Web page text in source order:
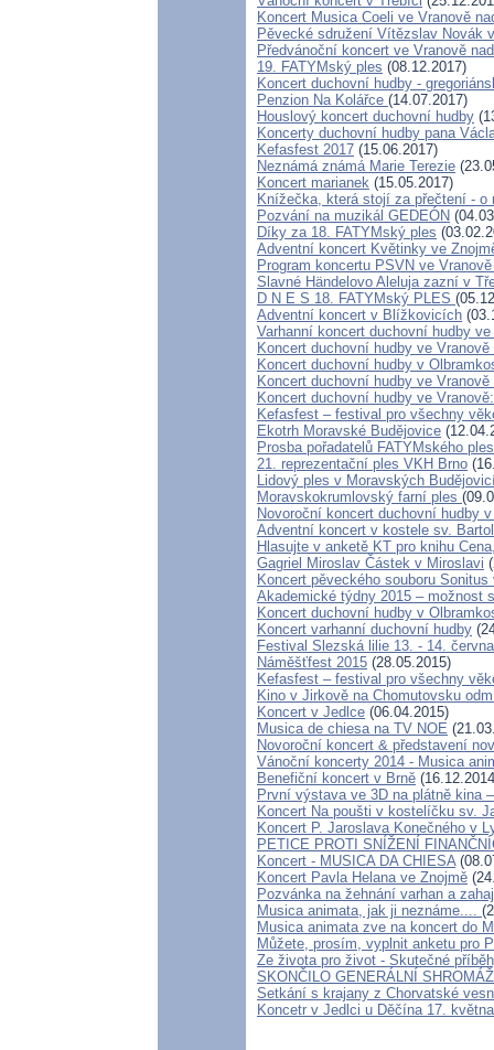
Koncert Musica Coeli ve Vranově
Pěvecké sdružení Vítězslav Novák
Předvánoční koncert ve Vranově
19. FATYMský ples (08.12.2017)
Koncert duchovní hudby -
Penzion Na Kolářce (14.07.2017)
Houslový koncert duchovní hudby
Koncerty duchovní hudby pana
Kefasfest 2017 (15.06.2017)
Neznámá známá Marie Terezie
Koncert marianek (15.05.2017)
Knížečka, která stojí za přečtení - o
Pozvání na muzikál GEDEÓN
Díky za 18. FATYMský ples
Adventní koncert Květinky ve
Program koncertu PSVN ve
Slavné Händelovo Aleluja zazní v
D N E S 18. FATYMský PLES
Adventní koncert v Blížkovicích
Varhanní koncert duchovní hudby ve
Koncert duchovní hudby ve
Koncert duchovní hudby v
Koncert duchovní hudby ve
Koncert duchovní hudby ve
Kefasfest – festival pro všechny
Ekotrh Moravské Budějovice
Prosba pořadatelů FATYMského
21. reprezentační ples VKH Brno
Lidový ples v Moravských
Moravskokrumlovský farní ples
Novoroční koncert duchovní hudby
Adventní koncert v kostele sv.
Hlasujte v anketě KT pro knihu
Gagriel Miroslav Částek v Miroslavi
Koncert pěveckého souboru
Akademické týdny 2015 – možnost
Koncert duchovní hudby v
Koncert varhanní duchovní hudby
Festival Slezská lilie 13. - 14.
Náměšťfest 2015 (28.05.2015)
Kefasfest – festival pro všechny
Kino v Jirkově na Chomutovsku
Koncert v Jedlce (06.04.2015)
Musica de chiesa na TV NOE
Novoroční koncert & představení
Vánoční koncerty 2014 - Musica
Benefiční koncert v Brně
První výstava ve 3D na plátně kina
Koncert Na poušti v kostelíčku sv.
Koncert P. Jaroslava Konečného v
PETICE PROTI SNÍŽENÍ
Koncert - MUSICA DA CHIESA
Koncert Pavla Helana ve Znojmě
Pozvánka na žehnání varhan a
Musica animata, jak ji neznáme....
Musica animata zve na koncert do
Můžete, prosím, vyplnit anketu pro
Ze života pro život - Skutečné
SKONČILO GENERÁLNÍ
Setkání s krajany z Chorvatské
Koncetr v Jedlci u Děčína 17.